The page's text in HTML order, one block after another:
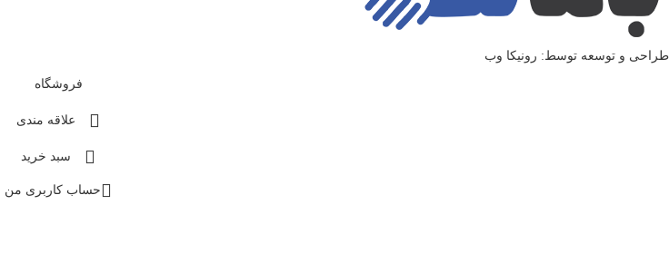
طراحی و توسعه توسط: رونیکا وب
فروشگاه
علاقه مندی
سبد خرید
حساب کاربری من